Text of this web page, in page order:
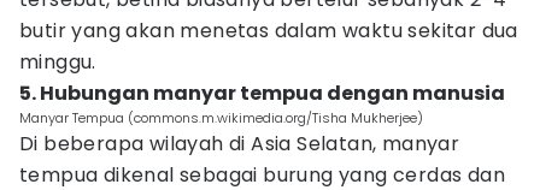
butir yang akan menetas dalam waktu sekitar dua
minggu.
5. Hubungan manyar tempua dengan manusia
Manyar Tempua (commons.m.wikimedia.org/Tisha Mukherjee)
Di beberapa wilayah di Asia Selatan, manyar
tempua dikenal sebagai burung yang cerdas dan